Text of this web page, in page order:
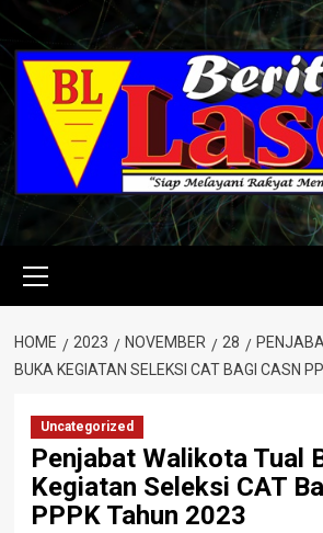
Skip
to
content
Menu
HOME 2023 NOVEMBER 28
BUKA KEGIATAN SELEKSI CAT BAGI CASN
Uncategorized
Penjabat Walikota Tual
Kegiatan Seleksi CAT
PPPK Tahun 2023